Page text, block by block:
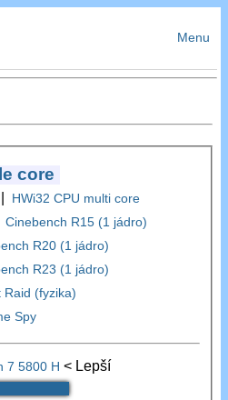
Menu
core
HWi32 CPU multi core
Cinebench R15 (1 jádro)
R20 (1 jádro)
R23 (1 jádro)
Raid (fyzika)
Spy
7 5800 H< Lepší